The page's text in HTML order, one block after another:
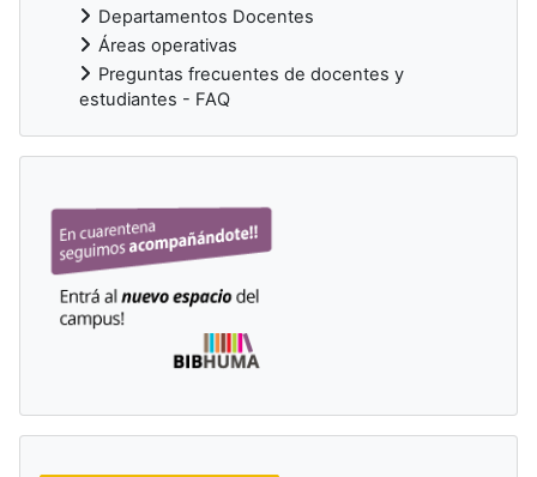
Departamentos Docentes
Áreas operativas
Preguntas frecuentes de docentes y
estudiantes - FAQ